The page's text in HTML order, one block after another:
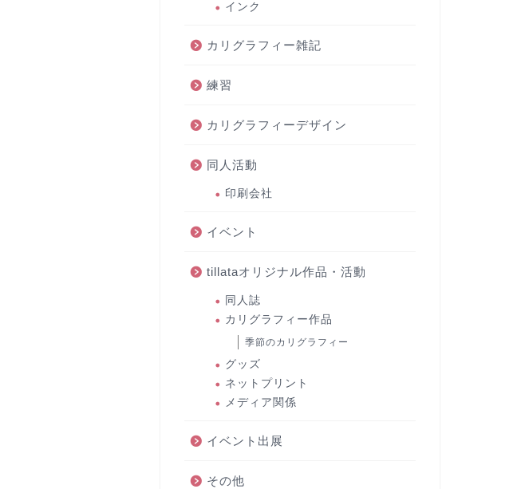
インク
カリグラフィー雑記
練習
カリグラフィーデザイン
同人活動
印刷会社
イベント
tillataオリジナル作品・活動
同人誌
カリグラフィー作品
季節のカリグラフィー
グッズ
ネットプリント
メディア関係
イベント出展
その他